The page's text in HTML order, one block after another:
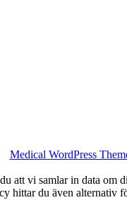
Medical WordPress
att vi samlar in data
du även alternativ